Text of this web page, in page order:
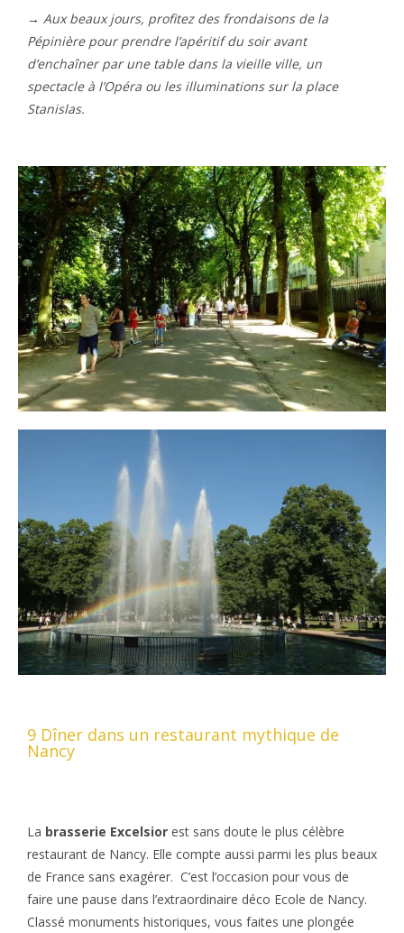
→ Aux beaux jours, profitez des frondaisons de la
Pépinière pour prendre l’apéritif du soir avant
d’enchaîner par une table dans la vieille ville, un
spectacle à l’Opéra ou les illuminations sur la place
Stanislas.
9 Dîner dans un restaurant mythique de
Nancy
La brasserie Excelsior est sans doute le plus célèbre
restaurant de Nancy. Elle compte aussi parmi les plus beaux
de France sans exagérer. C’est l’occasion pour vous de
faire une pause dans l’extraordinaire déco Ecole de Nancy.
Classé monuments historiques, vous faites une plongée